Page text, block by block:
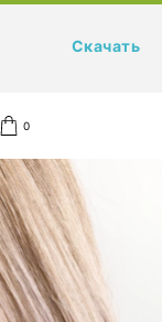
0
Скачать